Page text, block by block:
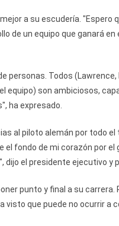
a su escudería. "Espero
de un equipo que ganará en
Todos (Lawrence,
equipo) son ambiciosos,
ha expresado.
al piloto alemán por todo
el fondo de mi corazón por el
el presidente ejecutivo y
punto y final a su carrera.
visto que puede no ocurrir a